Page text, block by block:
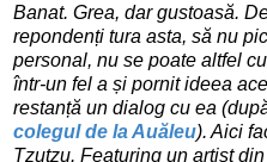
Banat. Grea, dar gustoasă.
repondenți tura asta, să nu
personal, nu se poate altfel
într-un fel a și pornit ideea
restanță un dialog cu ea
colegul de la Auăleu). Aici
Tzutzu. Featuring un artist